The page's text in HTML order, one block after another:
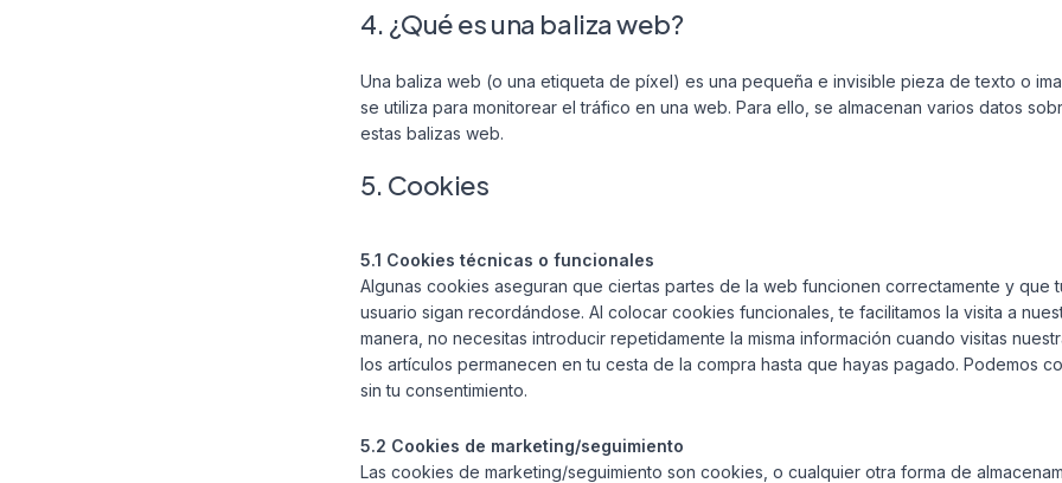
4. ¿Qué es una baliza web?
Una baliza web (o una etiqueta de píxel) es una pequeña e invisible pieza de texto o
se utiliza para monitorear el tráfico en una web. Para ello, se almacenan varios datos
estas balizas web.
5. Cookies
5.1 Cookies técnicas o funcionales
Algunas cookies aseguran que ciertas partes de la web funcionen correctamente y que
usuario sigan recordándose. Al colocar cookies funcionales, te facilitamos la visita a
manera, no necesitas introducir repetidamente la misma información cuando visitas
los artículos permanecen en tu cesta de la compra hasta que hayas pagado. Podemos
sin tu consentimiento.
5.2 Cookies de marketing/seguimiento
Las cookies de marketing/seguimiento son cookies, o cualquier otra forma de